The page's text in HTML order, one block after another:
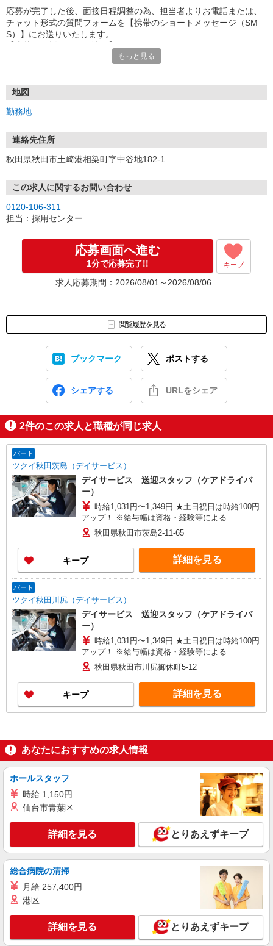
応募が完了した後、面接日程調整の為、担当者よりお電話または、
チャット形式の質問フォームを【携帯のショートメッセージ（SM
S）】にお送りいたします。
1.応募…Webもしくはお電話より応募ください。
※実技試験はドライバーの職種のみとなります。
もっと見る
地図
勤務地
連絡先住所
秋田県秋田市土崎港相染町字中谷地182-1
この求人に関するお問い合わせ
0120-106-311
担当：採用センター
応募画面へ進む
1分で応募完了!! キープ
求人応募期間：2026/08/01～2026/08/06
閲覧履歴を見る
ブックマーク ポストする
シェアする URLをシェア
2件のこの求人と職種が同じ求人
パート
ツクイ秋田茨島（デイサービス）
デイサービス 送迎スタッフ（ケアドライバ
ー）
時給1,031円〜1,349円 ★土日祝日は時給100円
アップ！ ※給与幅は資格・経験等による
秋田県秋田市茨島2-11-65
キープ 詳細を見る
パート
ツクイ秋田川尻（デイサービス）
デイサービス 送迎スタッフ（ケアドライバ
ー）
時給1,031円〜1,349円 ★土日祝日は時給100円
アップ！ ※給与幅は資格・経験等による
秋田県秋田市川尻御休町5-12
キープ 詳細を見る
あなたにおすすめの求人情報
ホールスタッフ
時給 1,150円
仙台市青葉区
詳細を見る とりあえずキープ
総合病院の清掃
月給 257,400円
港区
詳細を見る とりあえずキープ